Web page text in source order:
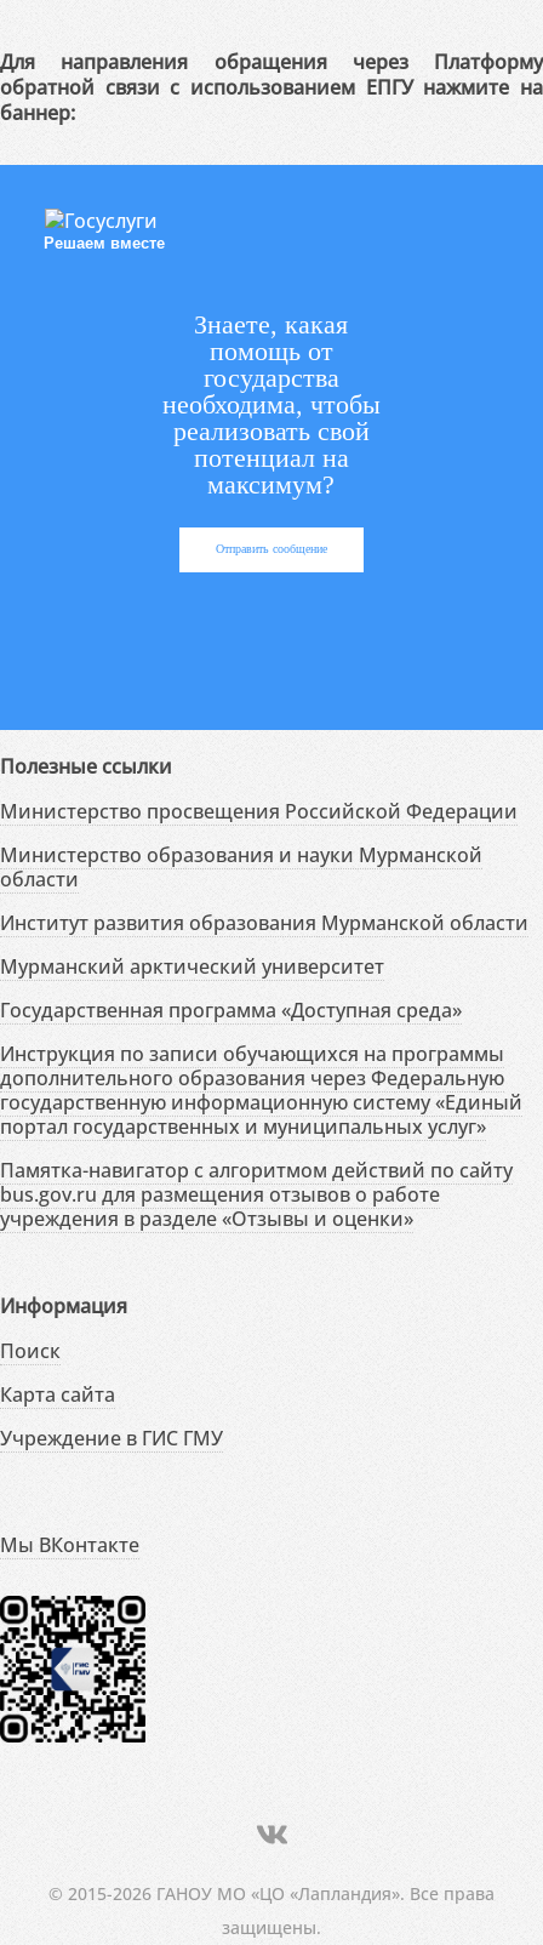
Для направления обращения через Платформу
обратной связи с использованием ЕПГУ нажмите на
баннер:
Решаем вместе
Знаете, какая
помощь от
государства
необходима, чтобы
реализовать свой
потенциал на
максимум?
Отправить сообщение
Полезные ссылки
Министерство просвещения Российской Федерации
Министерство образования и науки Мурманской
области
Институт развития образования Мурманской области
Мурманский арктический университет
Государственная программа «Доступная среда»
Инструкция по записи обучающихся на программы
дополнительного образования через Федеральную
государственную информационную систему «Единый
портал государственных и муниципальных услуг»
Памятка-навигатор с алгоритмом действий по сайту
bus.gov.ru для размещения отзывов о работе
учреждения в разделе «Отзывы и оценки»
Информация
Поиск
Карта сайта
Учреждение в ГИС ГМУ
Мы ВКонтакте
© 2015-2026 ГАНОУ МО «ЦО «Лапландия». Все права
защищены.